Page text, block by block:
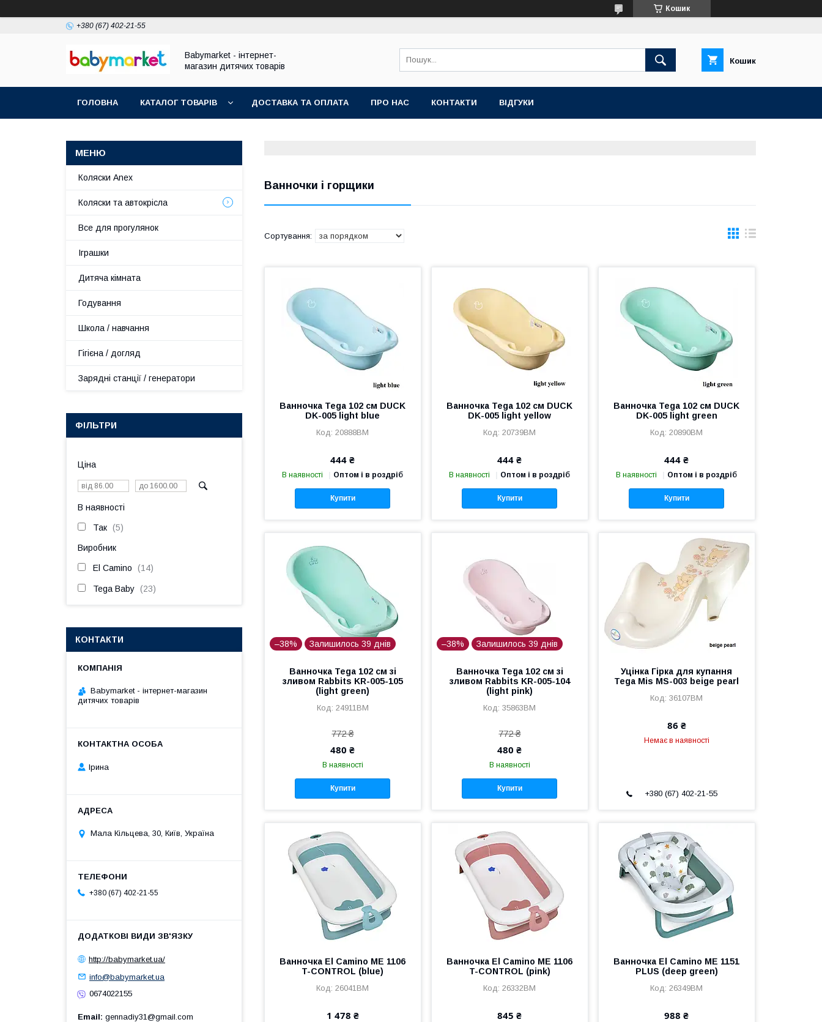
Кошик
+380 (67) 402-21-55
Babymarket - інтернет-
магазин дитячих товарів
Кошик
ГОЛОВНА КАТАЛОГ ТОВАРІВ ДОСТАВКА ТА ОПЛАТА ПРО НАС КОНТАКТИ ВІДГУКИ
Ванночки і горщики
Ванночка Tega 102 см DUCK
DK-005 light blue
20888BM
444 ₴
В наявності Оптом і в роздріб
Купити
Ванночка Tega 102 см DUCK
DK-005 light yellow
20739BM
444 ₴
В наявності Оптом і в роздріб
Купити
Ванночка Tega 102 см DUCK
DK-005 light green
20890BM
444 ₴
В наявності Оптом і в роздріб
Купити
–38% Залишилось 39 днів
Ванночка Tega 102 см зі
зливом Rabbits KR-005-105
(light green)
24911BM
772 ₴
480 ₴
В наявності
Купити
–38% Залишилось 39 днів
Ванночка Tega 102 см зі
зливом Rabbits KR-005-104
(light pink)
35863BM
772 ₴
480 ₴
В наявності
Купити
Уцінка Гірка для купання
Tega Mis MS-003 beige pearl
36107BM
86 ₴
Немає в наявності
+380 (67) 402-21-55
Ванночка El Camino ME 1106
T-CONTROL (blue)
26041BM
1 478 ₴
Ванночка El Camino ME 1106
T-CONTROL (pink)
26332BM
845 ₴
Ванночка El Camino ME 1151
PLUS (deep green)
26349BM
988 ₴
Коляски Anex
Коляски та автокрісла
Все для прогулянок
Іграшки
Дитяча кімната
Годування
Школа / навчання
Гігієна / догляд
Зарядні станції / генератори
ФІЛЬТРИ
Ціна
В наявності
Так 5
Виробник
El Camino 14
Tega Baby 23
КОНТАКТИ
Babymarket - інтернет-магазин
дитячих товарів
Ірина
Мала Кільцева, 30, Київ, Україна
+380 (67) 402-21-55
http://babymarket.ua/
info@babymarket.ua
0674022155
Email gennadiy31@gmail.com